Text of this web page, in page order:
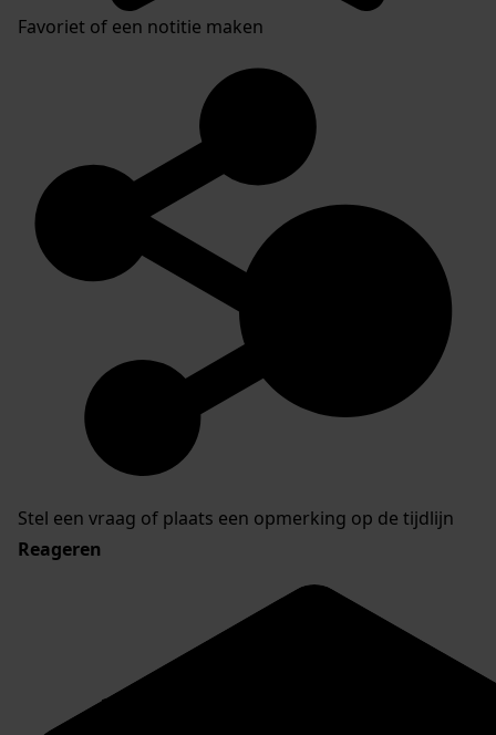
Favoriet of een notitie maken
Stel een vraag of plaats een opmerking op de tijdlijn
Reageren